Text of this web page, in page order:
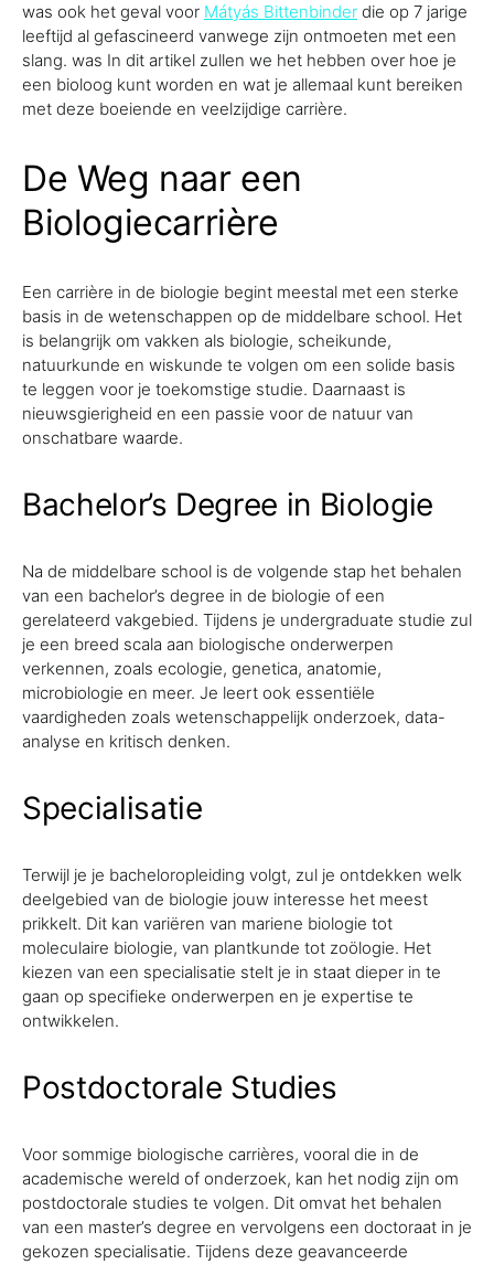
was ook het geval voor Mátyás Bittenbinder die op 7 jarige
leeftijd al gefascineerd vanwege zijn ontmoeten met een
slang. was In dit artikel zullen we het hebben over hoe je
een bioloog kunt worden en wat je allemaal kunt bereiken
met deze boeiende en veelzijdige carrière.
De Weg naar een
Biologiecarrière
Een carrière in de biologie begint meestal met een sterke
basis in de wetenschappen op de middelbare school. Het
is belangrijk om vakken als biologie, scheikunde,
natuurkunde en wiskunde te volgen om een solide basis
te leggen voor je toekomstige studie. Daarnaast is
nieuwsgierigheid en een passie voor de natuur van
onschatbare waarde.
Bachelor’s Degree in Biologie
Na de middelbare school is de volgende stap het behalen
van een bachelor’s degree in de biologie of een
gerelateerd vakgebied. Tijdens je undergraduate studie zul
je een breed scala aan biologische onderwerpen
verkennen, zoals ecologie, genetica, anatomie,
microbiologie en meer. Je leert ook essentiële
vaardigheden zoals wetenschappelijk onderzoek, data-
analyse en kritisch denken.
Specialisatie
Terwijl je je bacheloropleiding volgt, zul je ontdekken welk
deelgebied van de biologie jouw interesse het meest
prikkelt. Dit kan variëren van mariene biologie tot
moleculaire biologie, van plantkunde tot zoölogie. Het
kiezen van een specialisatie stelt je in staat dieper in te
gaan op specifieke onderwerpen en je expertise te
ontwikkelen.
Postdoctorale Studies
Voor sommige biologische carrières, vooral die in de
academische wereld of onderzoek, kan het nodig zijn om
postdoctorale studies te volgen. Dit omvat het behalen
van een master’s degree en vervolgens een doctoraat in je
gekozen specialisatie. Tijdens deze geavanceerde